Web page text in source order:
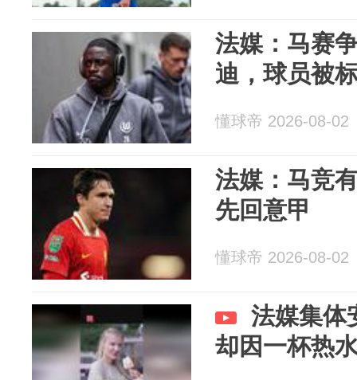
法媒：马赛
迪，球员被
懂球帝 2026-08-02
法媒：马竞
先回意甲
懂球帝 2026-08-02
法媒集体
却因一杯热